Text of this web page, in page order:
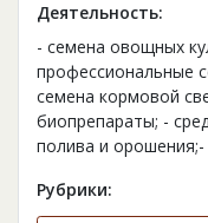
Деятельность:
- семена овощных
профессиональные
семена кормовой
биопрепараты; -
полива и орошения;-
Рубрики: